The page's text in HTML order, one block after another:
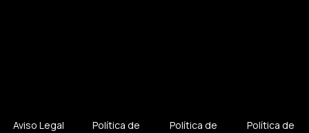
Aviso Legal Política de Política de Política de